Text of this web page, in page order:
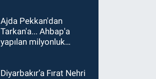
Ajda Pekkan'dan
Tarkan'a... Ahbap'a
yapılan milyonluk
Diyarbakır’a Fırat Nehri